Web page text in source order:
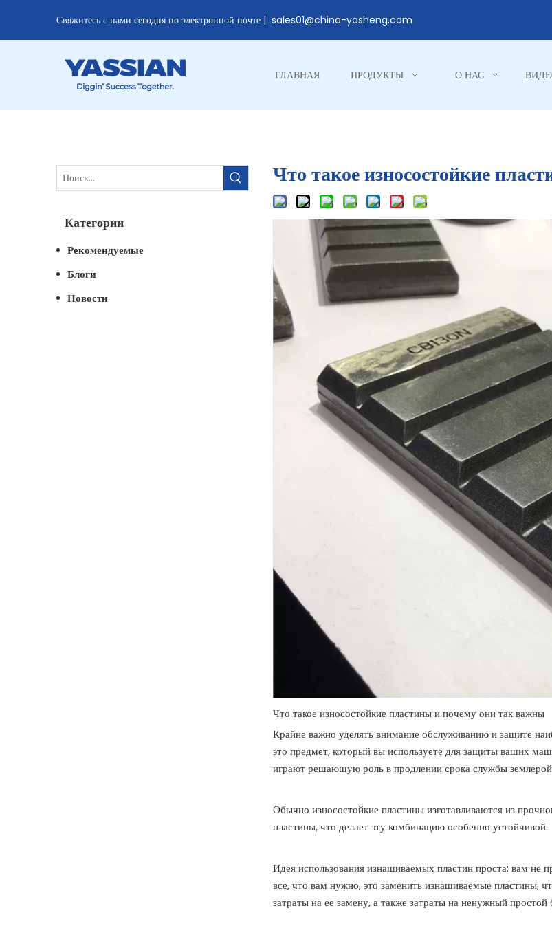
Свяжитесь с нами сегодня по электронной почте | sales01@china-yasheng.com
ГЛАВНАЯ ПРОДУКТЫ О НАС
Категории
Рекомендуемые
Блоги
Новости
Что такое износостойкие
Что такое износостойкие пластины и почему они так важны
Крайне важно уделять внимание обслуживанию и защите
это предмет, который вы используете для защиты ваших
играют решающую роль в продлении срока службы
Обычно износостойкие пластины изготавливаются из
пластины, что делает эту комбинацию особенно устойчивой.
Идея использования изнашиваемых пластин проста: вам не
все, что вам нужно, это заменить изнашиваемые пластины,
затраты на ее замену, а также затраты на ненужный